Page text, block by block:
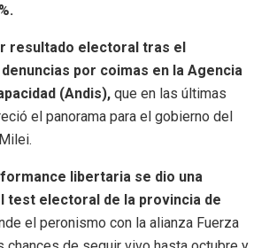
resultado electoral tras el
por coimas en la Agencia
(Andis), que en las últimas
el panorama para el gobierno del
libertaria se dio una
test electoral de la provincia de
el peronismo con la alianza Fuerza